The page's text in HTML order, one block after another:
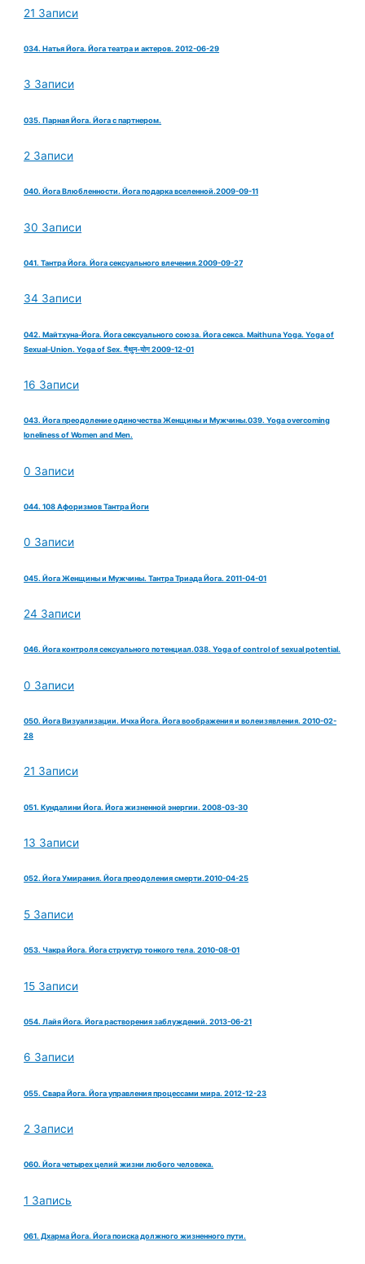
21 Записи
034. Натья Йога. Йога театра и актеров. 2012-06-29
3 Записи
035. Парная Йога. Йога с партнером.
2 Записи
040. Йога Влюбленности. Йога подарка вселенной.2009-09-11
30 Записи
041. Тантра Йога. Йога сексуального влечения.2009-09-27
34 Записи
042. Майтхуна-Йога. Йога сексуального союза. Йога секса. Maithuna Yoga. Yoga of
Sexual-Union. Yoga of Sex. मैथुन-योग 2009-12-01
16 Записи
043. Йога преодоление одиночества Женщины и Мужчины.039. Yoga overcoming
loneliness of Women and Men.
0 Записи
044. 108 Афоризмов Тантра Йоги
0 Записи
045. Йога Женщины и Мужчины. Тантра Триада Йога. 2011-04-01
24 Записи
046. Йога контроля сексуального потенциал.038. Yoga of control of sexual potential.
0 Записи
050. Йога Визуализации. Ичха Йога. Йога воображения и волеизявления. 2010-02-
28
21 Записи
051. Кундалини Йога. Йога жизненной энергии. 2008-03-30
13 Записи
052. Йога Умирания. Йога преодоления смерти.2010-04-25
5 Записи
053. Чакра Йога. Йога структур тонкого тела. 2010-08-01
15 Записи
054. Лайя Йога. Йога растворения заблуждений. 2013-06-21
6 Записи
055. Свара Йога. Йога управления процессами мира. 2012-12-23
2 Записи
060. Йога четырех целий жизни любого человека.
1 Запись
061. Дхарма Йога. Йога поиска должного жизненного пути.